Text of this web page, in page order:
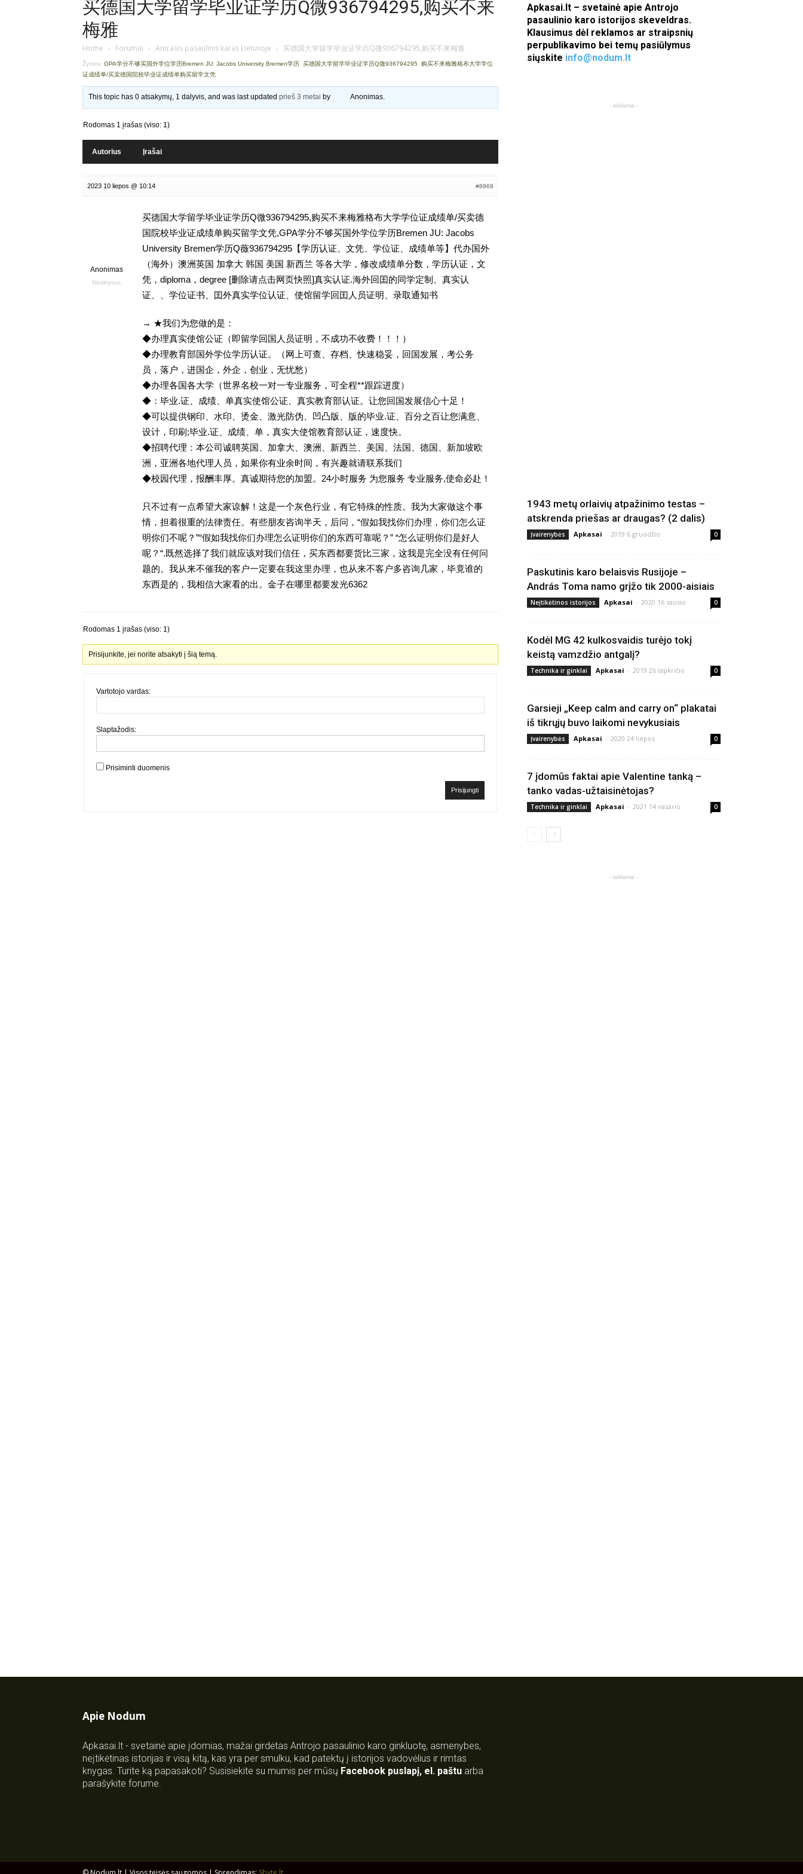
买德国大学留学毕业证学历Q微936794295,购买不来
梅雅
Home › Forumai › Antrasis pasaulinis karas Lietuvoje › 买德国大学留学毕业证学历Q微936794295,购买不来梅雅
Žymos: GPA学分不够买国外学位学历Bremen JU: Jacobs University Bremen学历 买德国大学留学毕业证学历Q微936794295
购买不来梅雅格布大学学位
证成绩单/买卖德国院校毕业证成绩单购买留学文凭
This topic has 0 atsakymų, 1 dalyvis, and was last updatedprieš 3 metai by Anonimas.
Rodomas 1 įrašas (viso: 1)
Autorius Įrašai
2023 10 liepos @ 10:14 #8969
Anonimas
Neaktyvus
买德国大学留学毕业证学历Q微936794295,购买不来梅雅格布大学学位证成绩单/买卖德
国院校毕业证成绩单购买留学文凭,GPA学分不够买国外学位学历Bremen JU: Jacobs
University Bremen学历Q薇936794295【学历认证、文凭、学位证、成绩单等】代办国外
（海外）澳洲英国 加拿大 韩国 美国 新西兰 等各大学，修改成绩单分数，学历认证，文
凭，diploma，degree [删除请点击网页快照]真实认证.海外回囯的同学定制、真实认
证、、学位证书、囯外真实学位认证、使馆留学回囯人员证明、录取通知书
→ ★我们为您做的是：
◆办理真实使馆公证（即留学回国人员证明，不成功不收费！！！）
◆办理教育部国外学位学历认证。（网上可查、存档、快速稳妥，回国发展，考公务
员，落户，进国企，外企，创业，无忧愁）
◆办理各国各大学（世界名校一对一专业服务，可全程**跟踪进度）
◆：毕业.证、成绩、单真实使馆公证、真实教育部认证。让您回国发展信心十足！
◆可以提供钢印、水印、烫金、激光防伪、凹凸版、版的毕业.证、百分之百让您满意、
设计，印刷;毕业.证、成绩、单，真实大使馆教育部认证，速度快。
◆招聘代理：本公司诚聘英国、加拿大、澳洲、新西兰、美国、法国、德国、新加坡欧
洲，亚洲各地代理人员，如果你有业余时间，有兴趣就请联系我们
◆校园代理，报酬丰厚。真诚期待您的加盟。24小时服务 为您服务 专业服务,使命必赴！
只不过有一点希望大家谅解！这是一个灰色行业，有它特殊的性质。我为大家做这个事
情，担着很重的法律责任。有些朋友咨询半天，后问，“假如我找你们办理，你们怎么证
明你们不呢？”“假如我找你们办理怎么证明你们的东西可靠呢？” “怎么证明你们是好人
呢？“.既然选择了我们就应该对我们信任，买东西都要货比三家，这我是完全没有任何问
题的。我从来不催我的客户一定要在我这里办理，也从来不客户多咨询几家，毕竟谁的
东西是的，我相信大家看的出。金子在哪里都要发光6362
Rodomas 1 įrašas (viso: 1)
Prisijunkite, jei norite atsakyti į šią temą.
Vartotojo vardas:
Slaptažodis:
Prisiminti duomenis
Prisijungti
Apkasai.lt – svetainė apie Antrojo
pasaulinio karo istorijos skeveldras.
Klausimus dėl reklamos ar straipsnių
perpublikavimo bei temų pasiūlymus
siųskite info@nodum.lt
- reklama -
1943 metų orlaivių atpažinimo testas –
atskrenda priešas ar draugas? (2 dalis)
Įvairenybės Apkasai - 2019 6 gruodžio 0
Paskutinis karo belaisvis Rusijoje –
András Toma namo grįžo tik 2000-aisiais
Neįtikėtinos istorijos Apkasai - 2020 16 sausio 0
Kodėl MG 42 kulkosvaidis turėjo tokį
keistą vamzdžio antgalį?
Technika ir ginklai Apkasai - 2019 26 lapkričio 0
Garsieji „Keep calm and carry on“ plakatai
iš tikrųjų buvo laikomi nevykusiais
Įvairenybės Apkasai - 2020 24 liepos 0
7 įdomūs faktai apie Valentine tanką –
tanko vadas-užtaisinėtojas?
Technika ir ginklai Apkasai - 2021 14 vasario 0
- reklama -
Apie Nodum
Apkasai.lt - svetainė apie įdomias, mažai girdėtas Antrojo pasaulinio karo ginkluotę, asmenybes,
neįtikėtinas istorijas ir visą kitą, kas yra per smulku, kad patektų į istorijos vadovėlius ir rimtas
knygas. Turite ką papasakoti? Susisiekite su mumis per mūsų Facebook puslapį, el. paštu arba
parašykite forume.